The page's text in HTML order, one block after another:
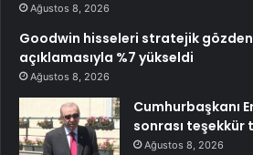
Ağustos 8, 2026
Goodwin hisseleri stratejik
açıklamasıyla %7 yükseldi
Ağustos 8, 2026
Cumhurbaşkanı
sonrası teşekkür
Ağustos 8, 2026